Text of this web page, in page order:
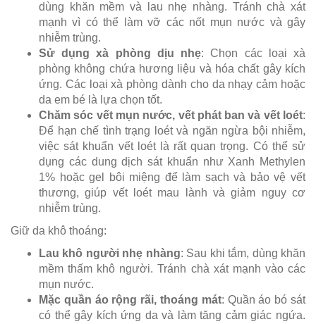
dùng khăn mềm và lau nhẹ nhàng. Tránh chà xát
mạnh vì có thể làm vỡ các nốt mụn nước và gây
nhiễm trùng.
Sử dụng xà phòng dịu nhẹ: Chọn các loại xà
phòng không chứa hương liệu và hóa chất gây kích
ứng. Các loại xà phòng dành cho da nhạy cảm hoặc
da em bé là lựa chọn tốt.
Chăm sóc vết mụn nước, vết phát ban và vết loét:
Để hạn chế tình trạng loét và ngăn ngừa bội nhiễm,
việc sát khuẩn vết loét là rất quan trọng. Có thể sử
dụng các dung dịch sát khuẩn như Xanh Methylen
1% hoặc gel bôi miệng để làm sạch và bảo vệ vết
thương, giúp vết loét mau lành và giảm nguy cơ
nhiễm trùng.
Giữ da khô thoáng:
Lau khô người nhẹ nhàng: Sau khi tắm, dùng khăn
mềm thấm khô người. Tránh chà xát mạnh vào các
mụn nước.
Mặc quần áo rộng rãi, thoáng mát: Quần áo bó sát
có thể gây kích ứng da và làm tăng cảm giác ngứa.